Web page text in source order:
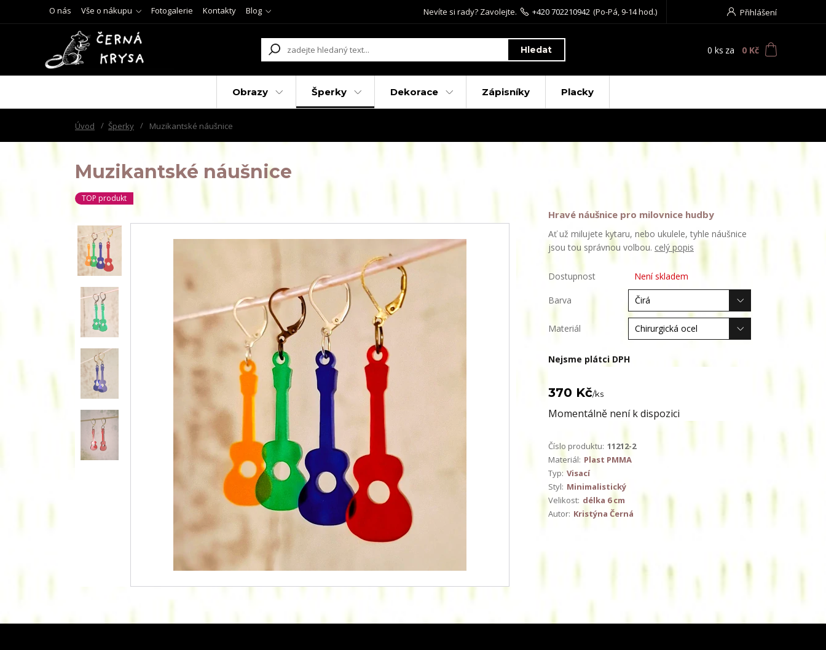
O nás Vše o nákupu Fotogalerie Kontakty Blog Přihlášení
Hledat
Nevíte si rady? Zavolejte. +420 702210942 (Po-Pá, 9-14 hod.)
0 ks za 0 Kč
Obrazy Šperky Dekorace Zápisníky Placky
Úvod Šperky Muzikantské náušnice
Muzikantské náušnice
TOP produkt
Hravé náušnice pro milovnice hudby
Ať už milujete kytaru, nebo ukulele, tyhle náušnice
jsou tou správnou volbou. celý popis
Dostupnost Není skladem
Barva
Materiál
Nejsme plátci DPH
370 Kč/ks
Momentálně není k dispozici
Číslo produktu: 11212-2
Materiál: Plast PMMA
Typ: Visací
Styl: Minimalistický
Velikost: délka 6 cm
Autor: Kristýna Černá